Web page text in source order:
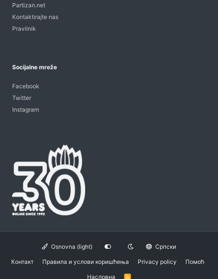
Partizan.net
Kontaktirajte nas
Pravilnik
Socijalne mreže
Facebook
Twitter
Instagram
Osnovna (light) Српски
Контакт Правила и услови коришћења Privacy policy Помоћ
Насловна R